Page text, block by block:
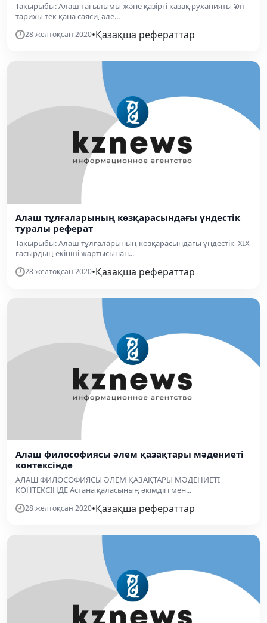
Тақырыбы: Алаш тағылымы және қазіргі қазақ руханияты Ұлт
тарихы тек қана саяси, әле...
28 желтоқсан 2020•Қазақша рефераттар
Алаш тұлғаларының көзқарасындағы үндестік
туралы реферат
Тақырыбы: Алаш тұлғаларының көзқарасындағы үндестік XIX
ғасырдың екінші жартысынан...
28 желтоқсан 2020•Қазақша рефераттар
Алаш философиясы әлем қазақтары мәдениеті
контексінде
АЛАШ ФИЛОСОФИЯСЫ ӘЛЕМ ҚАЗАҚТАРЫ МӘДЕНИЕТІ
КОНТЕКСІНДЕ Астана қаласының әкімдігі мен...
28 желтоқсан 2020•Қазақша рефераттар